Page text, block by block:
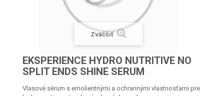
Zväčšiť
EKSPERIENCE HYDRO NUTRITIVE NO
SPLIT ENDS SHINE SERUM
Vlasové sérum s emolientnými a ochrannými vlastnosťami pre